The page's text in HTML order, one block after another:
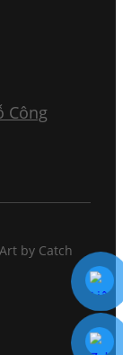
Công
by Catch